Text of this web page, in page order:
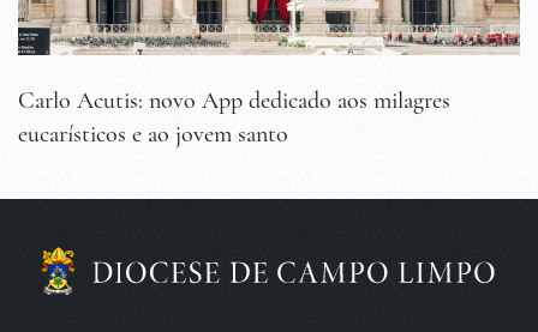
Carlo Acutis: novo App dedicado aos milagres
eucarísticos e ao jovem santo